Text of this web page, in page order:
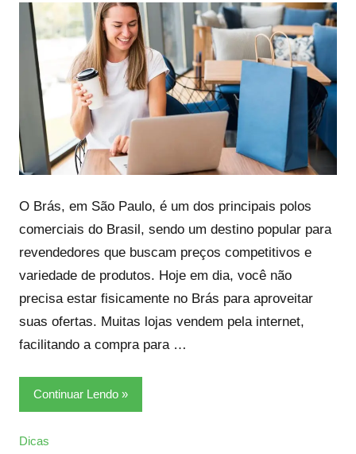
O Brás, em São Paulo, é um dos principais polos
comerciais do Brasil, sendo um destino popular para
revendedores que buscam preços competitivos e
variedade de produtos. Hoje em dia, você não
precisa estar fisicamente no Brás para aproveitar
suas ofertas. Muitas lojas vendem pela internet,
facilitando a compra para …
Continuar Lendo
Dicas